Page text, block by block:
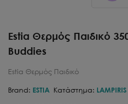
Estia Θερμός Παιδικό
Buddies
Estia Θερμός Παιδικό
Brand: ESTIA Κατάστημα: LAMPIRIS